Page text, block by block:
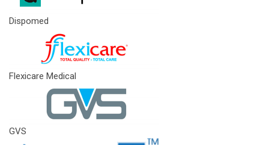
Dispomed
Flexicare Medical
GVS